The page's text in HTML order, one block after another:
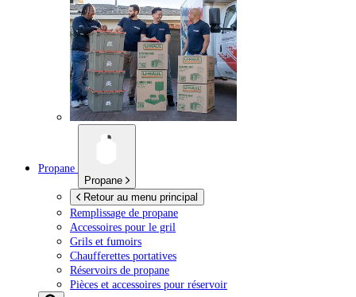
Propane
Propane
Retour au menu principal
Remplissage de propane
Accessoires pour le gril
Grils et fumoirs
Chaufferettes portatives
Réservoirs de propane
Pièces et accessoires pour réservoir